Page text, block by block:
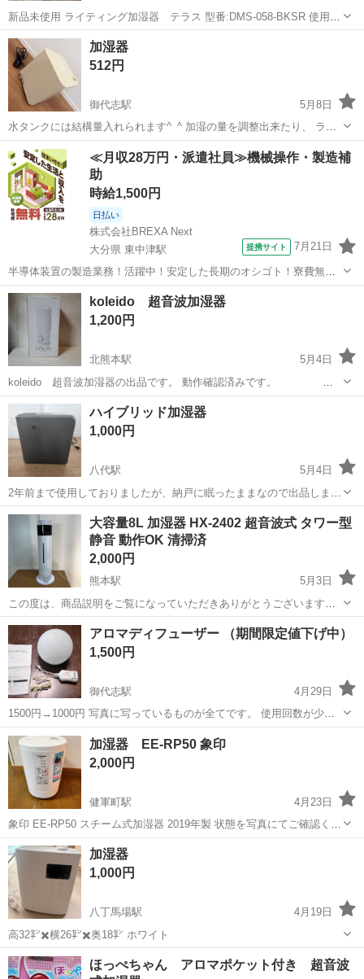
新品未使用 ライティング加湿器 テラス 型番:DMS-058-BKSR 使用せ
ずに保管しておりました。 箱はありません。 通電のみ確認しておりま
す。
熊本 上益城郡 健軍町駅
加湿器
512円
御代志駅
5月8日
水タンクには結構量入れられます^_^ 加湿の量を調整出来たり、 ライ
トも付きます！ 乾燥の時期は大活躍でした！ 定期的にタンクをハイタ
ー除菌していましたが、 どうしても手が届かない部分は、 ハイター液
に浸す程度でした。 ...
熊本 菊池市 御代志駅 季節、空調家電 除菌
≪月収28万円・派遣社員≫機械操作・製造補
助
時給1,500円
日払い
株式会社BREXA Next
大分県 東中津駅
提携サイト 7月21日
半導体装置の製造業務！活躍中！安定した長期のオシゴト！寮費無料
★赴任旅費会社負担◎20代～40代の男性活躍中★未経験活躍中！高時
給1,500円！《大分県中津市》 人気の工場のお仕事 ◇半導体装置内部
のシート製造◇ ＊クリー...
大分 中津市 東中津駅 その他
koleido 超音波加湿器
1,200円
北熊本駅
5月4日
koleido 超音波加湿器の出品です。 動作確認済みです。 型
番 CU61-HF 加湿方式 超音波振動方式 タンク容量 約2.7L
定格加湿能力 約250ml/h 連続加湿時間 約10時間 適用床面積
木...
熊本 熊本市 北熊本駅 季節、空調家電
ハイブリッド加湿器
1,000円
八代駅
5月4日
2年前まで使用しておりましたが、納戸に眠ったままなので出品しま
す。稼働には問題ありません。 加湿器をお探しの方は検討してみて下
さい。 他のサイトにも出してあるので、検討される方は連絡を下さ
熊本 八代市 八代駅 季節、空調家電 サイト
大容量8L 加湿器 HX-2402 超音波式 タワー型
静音 動作OK 清掃済
2,000円
熊本駅
5月3日
この度は、商品説明をご覧になっていただきありがとうございます。
注意事項等がございますのでご納得して頂いた上でのご購入を宜しく
お願い致します。 [詳細説明] * 大容量8L * 上から給水 * 静音 * リビン
グ対応 ...
熊本 熊本市 季節、空調家電 タワー
アロマディフューザー （期間限定値下げ中）
1,500円
御代志駅
4月29日
1500円→1000円 写真に写っているものが全てです。 使用回数が少な
く美品です。 ドリテック DRETEC ガラスアロマディフューザー DF-
706 フロストガラスが映える、ラウンドデザイン。ゆっく...
熊本 合志市 御代志駅 季節、空調家電
アロマディフューザー
加湿器 EE-RP50 象印
2,000円
健軍町駅
4月23日
象印 EE-RP50 スチーム式加湿器 2019年製 状態を写真にてご確認くだ
さい。 引っ越しに伴い不要になった物です。 東区東町での受け取りを
お願いします。
熊本 熊本市 健軍町駅
加湿器
1,000円
八丁馬場駅
4月19日
高32㌢✖️横26㌢✖️奥18㌢ ホワイト
熊本 熊本市 季節、空調家電 ホワイト
ほっぺちゃん アロマポケット付き 超音波